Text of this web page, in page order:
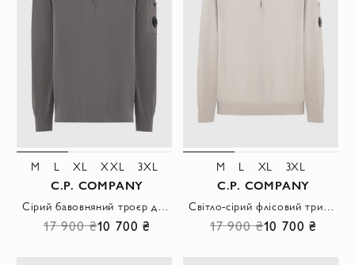
M L XL XXL 3XL
C.P. COMPANY
Сірий бавовняний троєр дрібної в'язки на блискавці з лінзою
17 900 ₴10 700 ₴
M L XL 3XL
C.P. COMPANY
Світло-сірий флісовий трикотажний пуловер на блискавці з лінзою
17 900 ₴10 700 ₴